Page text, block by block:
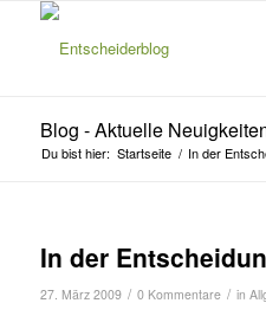
Blog - Aktuelle
Du bist hier: Startseite / In der
In der
27. März 2009 / 0 Kommentare / in